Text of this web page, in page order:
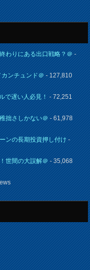
わりにある出口戦略？＠-
ンチュンド＠- 127,810
で遅い人必見！- 72,251
拙さしかない＠- 61,978
ンの長期投資押し付け-
世間の大誤解＠- 35,068